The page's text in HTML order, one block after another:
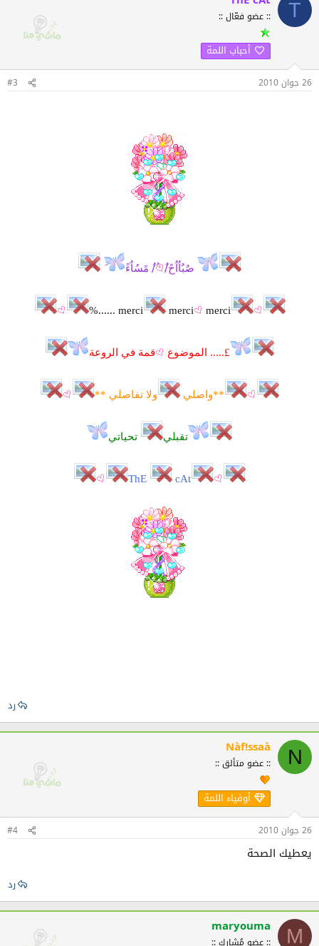
T :: عضو فعّال ::
أحباب اللمة
26 جوان 2010 #3
صٌبٌاُاُحً/ٌ ُ/ُ مًسُاٌءً
merci merci merci ......%
£..... الموضوع قمة في الروعة
**واصلي ولا تفاصلي **
تقبلي تحياتي
ThE cAt
رد
N
Nàf!ssaà
:: عضو متألق ::
أوفياء اللمة
26 جوان 2010 #4
يعطيك الصحة
رد
M
maryouma
:: عضو مُشارك ::